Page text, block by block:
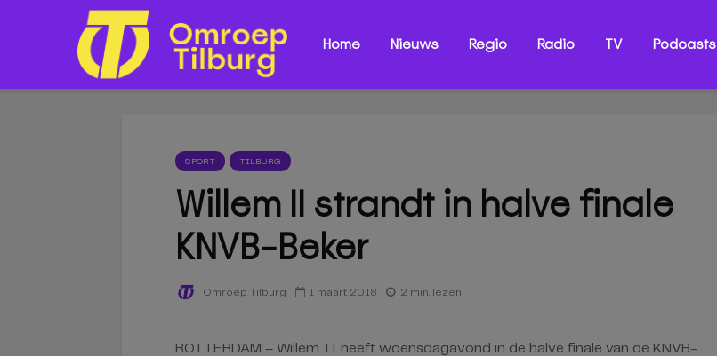
Home Nieuws Regio Radio TV Podcasts
SPORT TILBURG
Willem II strandt in halve finale
KNVB-Beker
Omroep Tilburg 1 maart 2018 2 min. lezen
ROTTERDAM – Willem II heeft woensdagavond in de halve finale van de KNVB-